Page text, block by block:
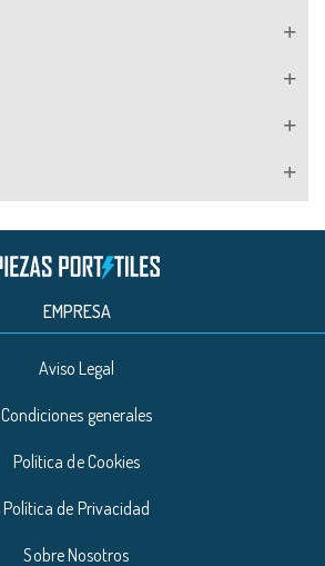
EMPRESA
Aviso Legal
Condiciones generales
Política de Cookies
Política de Privacidad
Sobre Nosotros